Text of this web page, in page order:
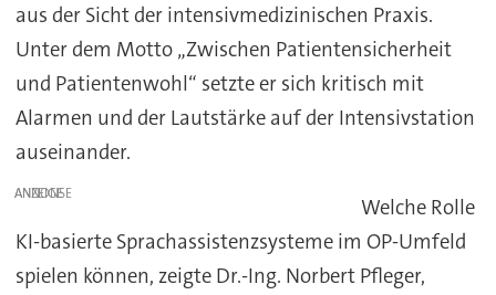
aus der Sicht der intensivmedizinischen Praxis.
Unter dem Motto „Zwischen Patientensicherheit
und Patientenwohl“ setzte er sich kritisch mit
Alarmen und der Lautstärke auf der Intensivstation
auseinander.
ANZEIGE
Welche Rolle
KI-basierte Sprachassistenzsysteme im OP-Umfeld
spielen können, zeigte Dr.-Ing. Norbert Pfleger,